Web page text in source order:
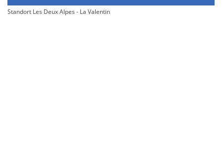
Standort Les Deux Alpes - La Valentin